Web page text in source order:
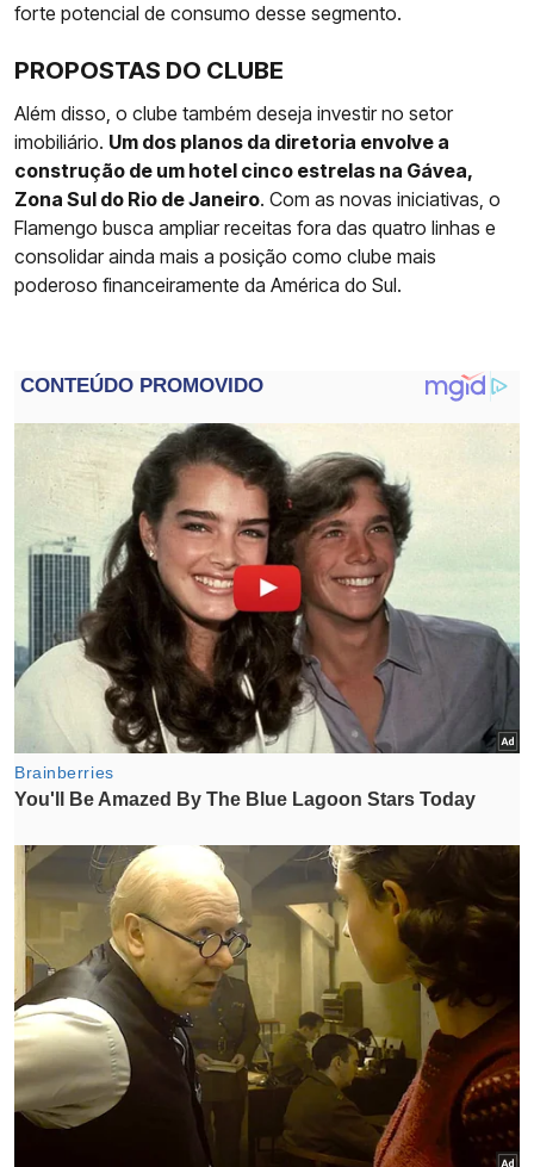
forte potencial de consumo desse segmento.
PROPOSTAS DO CLUBE
Além disso, o clube também deseja investir no setor
imobiliário. Um dos planos da diretoria envolve a
construção de um hotel cinco estrelas na Gávea,
Zona Sul do Rio de Janeiro. Com as novas iniciativas, o
Flamengo busca ampliar receitas fora das quatro linhas e
consolidar ainda mais a posição como clube mais
poderoso financeiramente da América do Sul.